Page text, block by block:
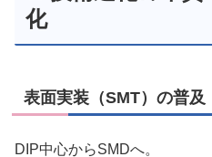
化
表面実装（SMT）の普及
DIP中心からSMDへ。